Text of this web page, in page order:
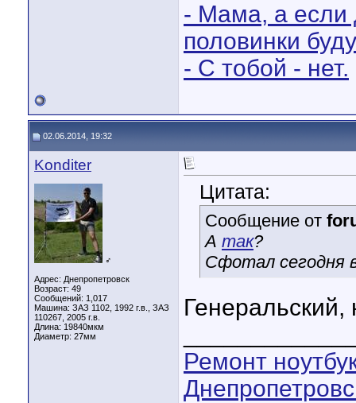
- Мама, а если
половинки
- С тобой - нет.
02.06.2014, 19:32
Konditer
♂
Адрес: Днепропетровск
Возраст: 49
Сообщений: 1,017
Машина: ЗАЗ 1102, 1992 г.в., ЗАЗ
110267, 2005 г.в.
Длина: 19840мкм
Диаметр: 27мм
Цитата:
Сообщение от
А так?
Сфотал сегодня
Ремонт